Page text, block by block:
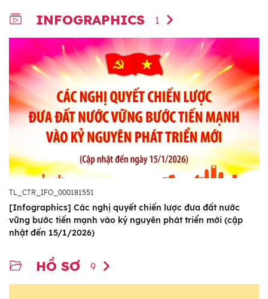
INFOGRAPHICS 1
TL_CTR_IFO_000181551
[Infographics] Các nghị quyết chiến lược đưa đất nước
vững bước tiến mạnh vào kỷ nguyên phát triển mới (cập
nhật đến 15/1/2026)
HỒ SƠ 9